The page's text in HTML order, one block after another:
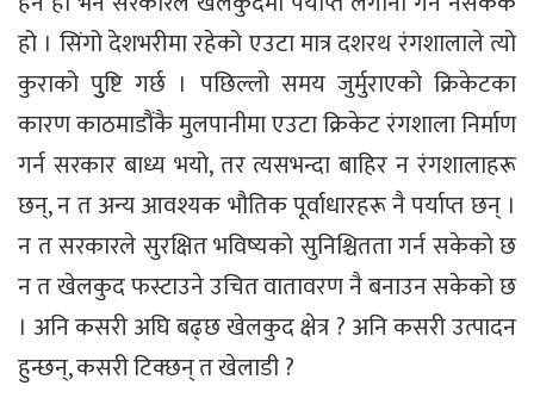
हो । सिंगो देशभरीमा रहेको एउटा मात्र दशरथ रंगशालाले त्यो
कुराको पुुष्टि गर्छ । पछिल्लो समय जुर्मुराएको क्रिकेटका
कारण काठमाडौंकै मुलपानीमा एउटा क्रिकेट रंगशाला निर्माण
गर्न सरकार बाध्य भयो, तर त्यसभन्दा बाहिर न रंगशालाहरू
छन्, न त अन्य आवश्यक भौतिक पूर्वाधारहरू नै पर्याप्त छन् ।
न त सरकारले सुरक्षित भविष्यको सुनिश्चितता गर्न सकेको छ
न त खेलकुद फस्टाउने उचित वातावरण नै बनाउन सकेको छ
। अनि कसरी अघि बढ्छ खेलकुद क्षेत्र ? अनि कसरी उत्पादन
हुन्छन्, कसरी टिक्छन् त खेलाडी ?